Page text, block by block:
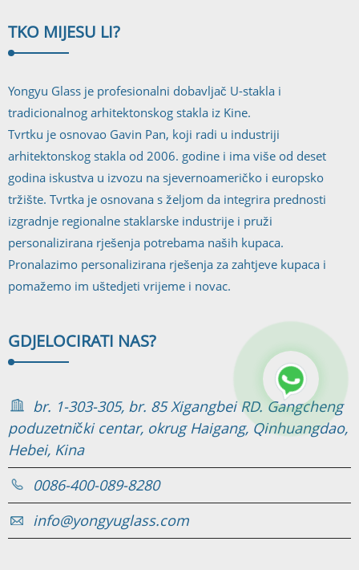
TKO MIJESU LI?
Yongyu Glass je profesionalni dobavljač U-stakla i
tradicionalnog arhitektonskog stakla iz Kine.
Tvrtku je osnovao Gavin Pan, koji radi u industriji
arhitektonskog stakla od 2006. godine i ima više od deset
godina iskustva u izvozu na sjevernoameričko i europsko
tržište. Tvrtka je osnovana s željom da integrira prednosti
izgradnje regionalne staklarske industrije i pruži
personalizirana rješenja potrebama naših kupaca.
Pronalazimo personalizirana rješenja za zahtjeve kupaca i
pomažemo im uštedjeti vrijeme i novac.
GDJELOCIRATI NAS?
br. 1-303-305, br. 85 Xigangbei RD. Gangcheng
poduzetnički centar, okrug Haigang, Qinhuangdao,
Hebei, Kina
0086-400-089-8280
info@yongyuglass.com